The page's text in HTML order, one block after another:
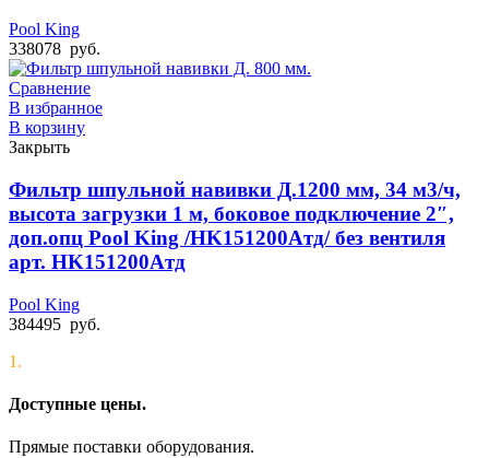
Pool King
338078 руб.
Сравнение
В избранное
В корзину
Закрыть
Фильтр шпульной навивки Д.1200 мм, 34 м3/ч,
высота загрузки 1 м, боковое подключение 2″,
доп.опц Pool King /HK151200Aтд/ без вентиля
арт. HK151200Aтд
Pool King
384495 руб.
1.
Доступные цены.
Прямые поставки оборудования.